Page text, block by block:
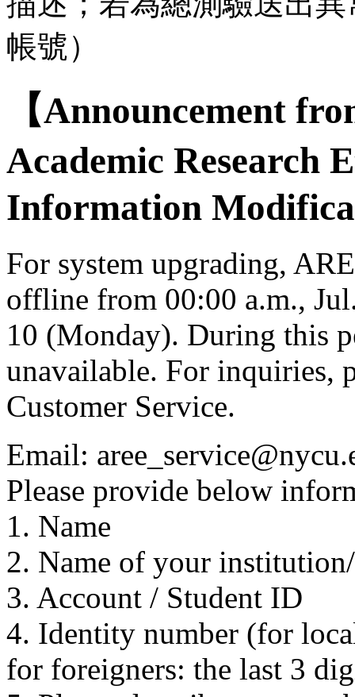
帳號）
【Announcement
Academic Research
Information
For system upgrading,
offline from 00:00 a.m.,
10 (Monday). During this
unavailable. For inquiries,
Customer Service.
Email:
Please provide below
1. Name
2. Name of your
3. Account / Student ID
4. Identity number (for
for foreigners: the last 3